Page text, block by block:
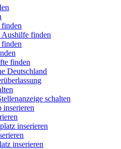
finden
Aushilfe finden
finden
Deutschland
schalten
inserieren
inserieren
inserieren